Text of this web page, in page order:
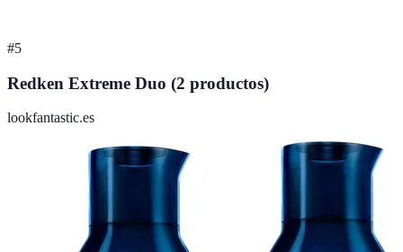
#5
Redken Extreme Duo (2 productos)
lookfantastic.es